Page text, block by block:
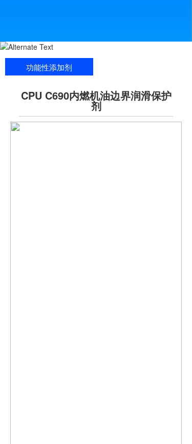
功能性添加剂
CPU C690内燃机油边界润滑保护
剂